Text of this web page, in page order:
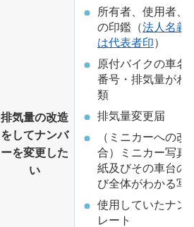
排気量の改造
をしてナンバ
ーを変更した
い
所有者、使用者、
の印鑑（法人名義
は代表者印）
原付バイクの車名
番号・排気量がわ
類
排気量変更届
（ミニカーへの改
合）ミニカー写真
紙及びその車台の
び全体がわかる写
使用していたナン
レート